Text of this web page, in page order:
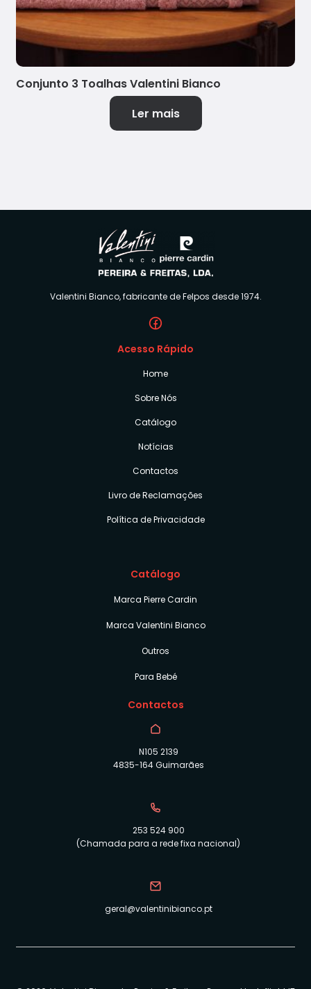
Conjunto 3 Toalhas Valentini Bianco
Ler mais
Valentini Bianco, fabricante de Felpos desde 1974.
Acesso Rápido
Home
Sobre Nós
Catálogo
Notícias
Contactos
Livro de Reclamações
Política de Privacidade
Catálogo
Marca Pierre Cardin
Marca Valentini Bianco
Outros
Para Bebé
Contactos
N105 2139
4835-164 Guimarães
253 524 900
(Chamada para a rede fixa nacional)
geral@valentinibianco.pt